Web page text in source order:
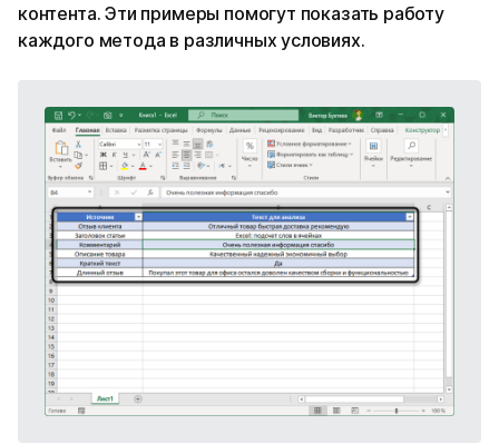
контента. Эти примеры помогут показать работу
каждого метода в различных условиях.